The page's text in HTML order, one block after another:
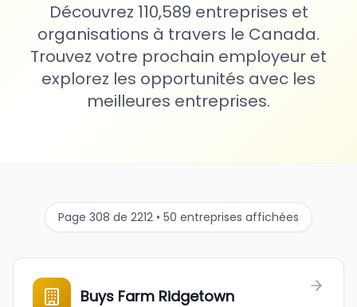
Découvrez 110,589 entreprises et
organisations à travers le Canada.
Trouvez votre prochain employeur et
explorez les opportunités avec les
meilleures entreprises.
Page 308 de 2212 • 50 entreprises affichées
Buys Farm Ridgetown